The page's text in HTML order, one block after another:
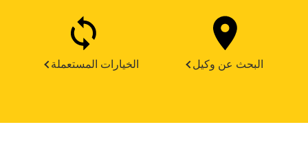
الخيارات المستعملة البحث عن وكيل